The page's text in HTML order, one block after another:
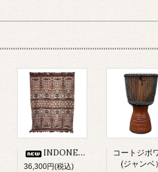
INDONESIA イカット（IKAT)
36,300円(税込) (ジャンベ）